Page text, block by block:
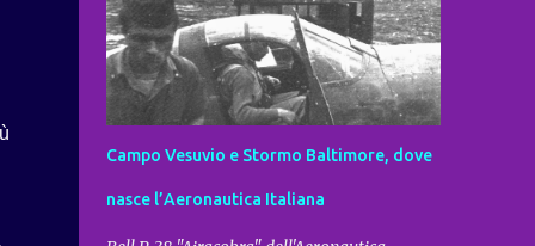
Campo Vesuvio e Stormo Baltimore, dove
nasce l’Aeronautica Italiana